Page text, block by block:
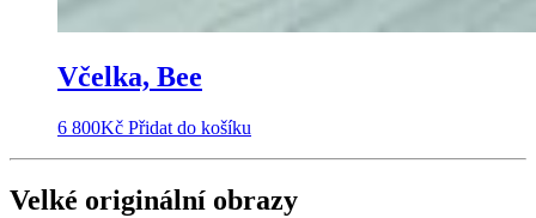
Včelka, Bee
6 800Kč Přidat do košíku
Velké originální obrazy